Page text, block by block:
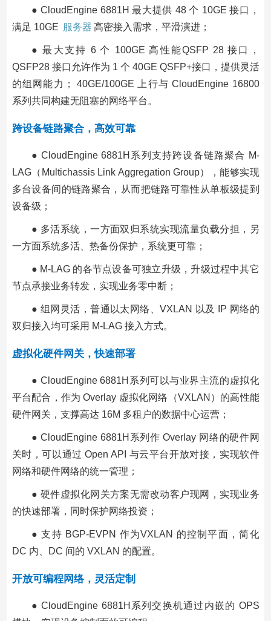
● CloudEngine 6881H 最大提供 48 个 10GE 接口，
满足 10GE 服务器 高密接入需求，平滑演进；
● 最大支持 6 个 100GE 高性能QSFP 28 接口，
QSFP28 接口允许作为 1 个 40GE QSFP+接口，提供灵活
的组网能力； 40GE/100GE 上行与 CloudEngine 16800
系列共同构建无阻塞的网络平台。
跨设备链路聚合，高效可靠
● CloudEngine 6881H系列支持跨设备链路聚合 M-
LAG（Multichassis Link Aggregation Group），能够实现
多台设备间的链路聚合，从而把链路可靠性从单板级提到
设备级；
● 多活系统，一方面双归系统实现流量负载分担，另
一方面系统多活、热备份保护，系统更可靠；
● M-LAG 的各节点设备可独立升级，升级过程中其它
节点承接业务转发，实现业务零中断；
● 组网灵活，普通以太网络、VXLAN 以及 IP 网络的
双归接入均可采用 M-LAG 接入方式。
虚拟化硬件网关，快速部署
● CloudEngine 6881H系列可以与业界主流的虚拟化
平台配合，作为 Overlay 虚拟化网络（VXLAN）的高性能
硬件网关，支撑高达 16M 多租户的数据中心运营；
● CloudEngine 6881H系列作 Overlay 网络的硬件网
关时，可以通过 Open API 与云平台开放对接，实现软件
网络和硬件网络的统一管理；
● 硬件虚拟化网关方案无需改动客户现网，实现业务
的快速部署，同时保护网络投资；
● 支持 BGP-EVPN 作为VXLAN 的控制平面，简化
DC 内、DC 间的 VXLAN 的配置。
开放可编程网络，灵活定制
● CloudEngine 6881H系列交换机通过内嵌的 OPS